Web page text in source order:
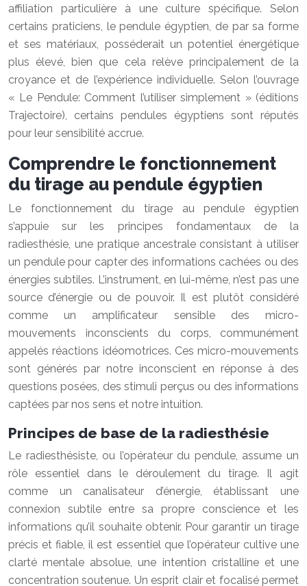
affiliation particulière à une culture spécifique. Selon
certains praticiens, le pendule égyptien, de par sa forme
et ses matériaux, posséderait un potentiel énergétique
plus élevé, bien que cela relève principalement de la
croyance et de l’expérience individuelle. Selon l’ouvrage
« Le Pendule: Comment l’utiliser simplement » (éditions
Trajectoire), certains pendules égyptiens sont réputés
pour leur sensibilité accrue.
Comprendre le fonctionnement
du tirage au pendule égyptien
Le fonctionnement du tirage au pendule égyptien
s’appuie sur les principes fondamentaux de la
radiesthésie, une pratique ancestrale consistant à utiliser
un pendule pour capter des informations cachées ou des
énergies subtiles. L’instrument, en lui-même, n’est pas une
source d’énergie ou de pouvoir. Il est plutôt considéré
comme un amplificateur sensible des micro-
mouvements inconscients du corps, communément
appelés réactions idéomotrices. Ces micro-mouvements
sont générés par notre inconscient en réponse à des
questions posées, des stimuli perçus ou des informations
captées par nos sens et notre intuition.
Principes de base de la radiesthésie
Le radiesthésiste, ou l’opérateur du pendule, assume un
rôle essentiel dans le déroulement du tirage. Il agit
comme un canalisateur d’énergie, établissant une
connexion subtile entre sa propre conscience et les
informations qu’il souhaite obtenir. Pour garantir un tirage
précis et fiable, il est essentiel que l’opérateur cultive une
clarté mentale absolue, une intention cristalline et une
concentration soutenue. Un esprit clair et focalisé permet